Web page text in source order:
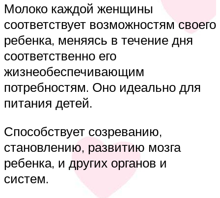
Молоко каждой женщины
соответствует возможностям своего
ребенка, меняясь в течение дня
соответственно его
жизнеобеспечивающим
потребностям. Оно идеально для
питания детей.
Способствует созреванию,
становлению, развитию мозга
ребенка, и других органов и
систем.